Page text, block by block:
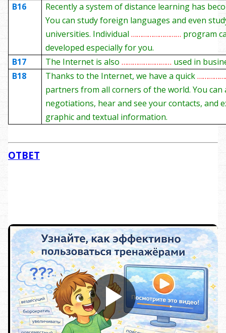
B16
Recently a system of distance learning has
You can study foreign languages and even
universities. Individual……………………… program
developed especially for you.
B17
The Internet is also……………………… used in
B18
Thanks to the Internet, we have a quick
partners from all corners of the world. You can
negotiations, hear and see your contacts, and
graphic and textual information.
ОТВЕТ